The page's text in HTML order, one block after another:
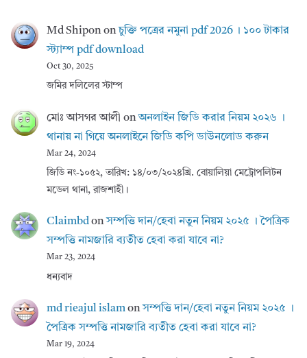
Md Shipononচুক্তি পত্রের নমুনা pdf 2026 । ১০০ টাকার
স্ট্যাম্প pdf download
Oct 30, 2025
জমির দলিলের স্টাম্প
মোঃ আসগর আলী onঅনলাইন জিডি করার নিয়ম ২০২৬ ।
থানায় না গিয়ে অনলাইনে জিডি কপি ডাউনলোড করুন
Mar 24, 2024
জিডি নং-১০৫২, তারিখ: ১৪/০৩/২০২৪খ্রি. বোয়ালিয়া মেট্রোপলিটন
মডেল থানা, রাজশাহী।
Claimbdonসম্পত্তি দান/হেবা নতুন নিয়ম ২০২৫ । পৈত্রিক
সম্পত্তি নামজারি ব্যতীত হেবা করা যাবে না?
Mar 23, 2024
ধন্যবাদ
md rieajul islamonসম্পত্তি দান/হেবা নতুন নিয়ম ২০২৫ ।
পৈত্রিক সম্পত্তি নামজারি ব্যতীত হেবা করা যাবে না?
Mar 19, 2024